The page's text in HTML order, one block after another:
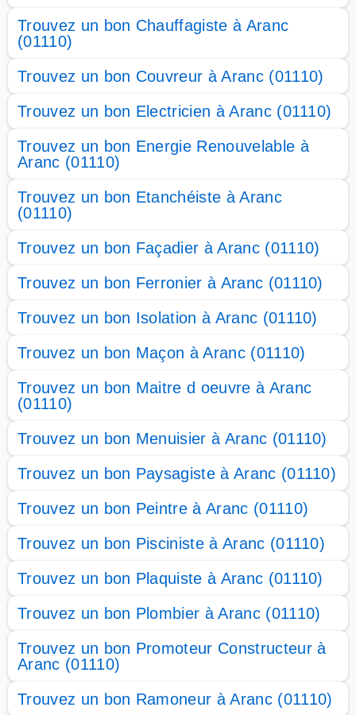
Trouvez un bon Chauffagiste à Aranc
(01110)
Trouvez un bon Couvreur à Aranc (01110)
Trouvez un bon Electricien à Aranc (01110)
Trouvez un bon Energie Renouvelable à
Aranc (01110)
Trouvez un bon Etanchéiste à Aranc
(01110)
Trouvez un bon Façadier à Aranc (01110)
Trouvez un bon Ferronier à Aranc (01110)
Trouvez un bon Isolation à Aranc (01110)
Trouvez un bon Maçon à Aranc (01110)
Trouvez un bon Maitre d oeuvre à Aranc
(01110)
Trouvez un bon Menuisier à Aranc (01110)
Trouvez un bon Paysagiste à Aranc (01110)
Trouvez un bon Peintre à Aranc (01110)
Trouvez un bon Pisciniste à Aranc (01110)
Trouvez un bon Plaquiste à Aranc (01110)
Trouvez un bon Plombier à Aranc (01110)
Trouvez un bon Promoteur Constructeur à
Aranc (01110)
Trouvez un bon Ramoneur à Aranc (01110)